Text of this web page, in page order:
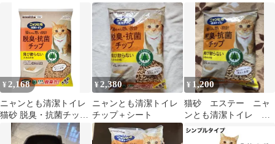
大きめの粒 4.5L×4袋セ
ット
めの粒 2.5L
¥ 2,168
ニャンとも清潔トイレ
猫砂 脱臭・抗菌チップ
大きめの粒 4.5L
¥2,380
ニャンとも清潔トイレ
チップ＋シート
¥ 1,200
猫砂 エステー ニャ
ンとも清潔トイレ 脱
臭抗菌チップ 2.5L